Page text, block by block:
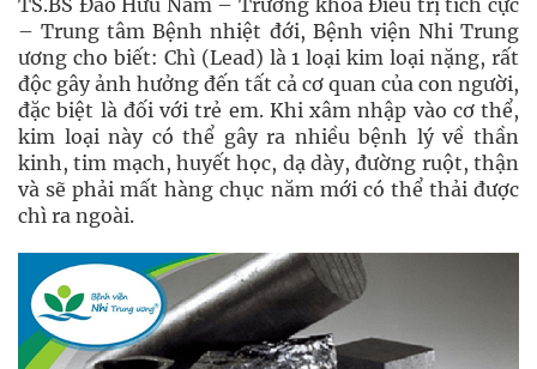
TS.BS Đào Hữu Nam – Trưởng khoa Điều trị tích cực
– Trung tâm Bệnh nhiệt đới, Bệnh viện Nhi Trung
ương cho biết: Chì (Lead) là 1 loại kim loại nặng, rất
độc gây ảnh hưởng đến tất cả cơ quan của con người,
đặc biệt là đối với trẻ em. Khi xâm nhập vào cơ thể,
kim loại này có thể gây ra nhiều bệnh lý về thần
kinh, tim mạch, huyết học, dạ dày, đường ruột, thận
và sẽ phải mất hàng chục năm mới có thể thải được
chì ra ngoài.